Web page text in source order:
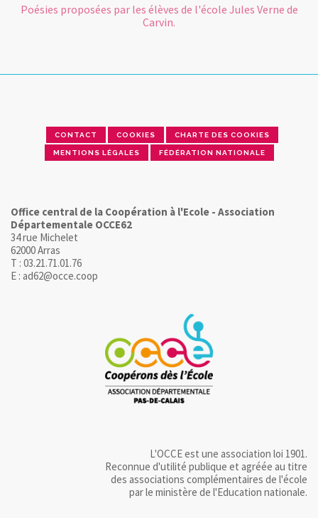
Poésies proposées par les élèves de l'école Jules Verne de
Carvin.
CONTACT COOKIES CHARTE DES COOKIES
MENTIONS LÉGALES FÉDÉRATION NATIONALE
Office central de la Coopération à l'Ecole - Association
Départementale OCCE62
34 rue Michelet
62000 Arras
T : 03.21.71.01.76
E : ad62@occe.coop
L'OCCE est une association loi 1901.
Reconnue d'utilité publique et agréée au titre
des associations complémentaires de l'école
par le ministère de l'Education nationale.